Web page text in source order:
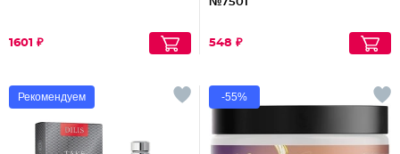
1601 ₽ 548 ₽
Рекомендуем -55%